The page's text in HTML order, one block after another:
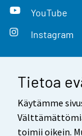
Tietoa
Käytämme
toimii oikein.
YouTube
Instagram
Yhteystiedot
Palaute
Käyttöehdot